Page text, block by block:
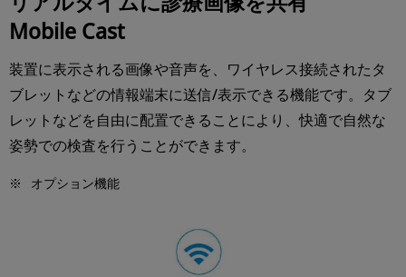
Mobile Cast
装置に表示される画像や音声を、ワイヤレス接続されたタ
ブレットなどの情報端末に送信/表示できる機能です。タブ
レットなどを自由に配置できることにより、快適で自然な
姿勢での検査を行うことができます。
※ オプション機能